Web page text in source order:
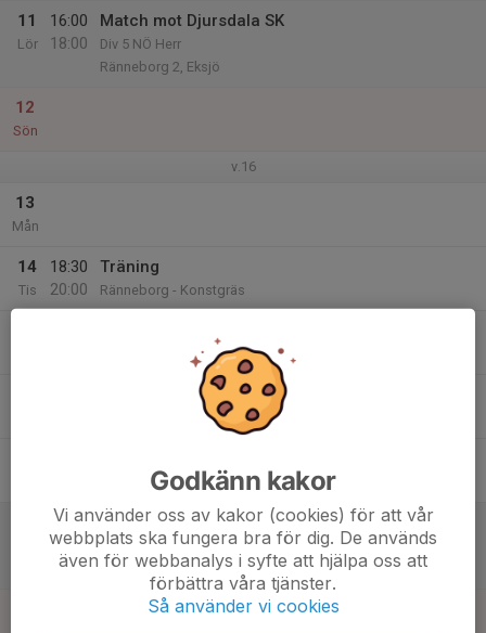
11
Lör
16:00
18:00
Match mot Djursdala SK
Div 5 NÖ Herr
Ränneborg 2, Eksjö
12
Sön
v.16
13
Mån
14
Tis
18:30
20:00
Träning
Ränneborg - Konstgräs
Ränneborg - Konstgräs
13:00
15:00
Match mot B.O.IF
Div 5 NÖ Herr
Odenskans 1, Odensvi
Godkänn kakor
Vi använder oss av kakor (cookies) för att vår
webbplats ska fungera bra för dig. De används
även för webbanalys i syfte att hjälpa oss att
förbättra våra tjänster.
Så använder vi cookies